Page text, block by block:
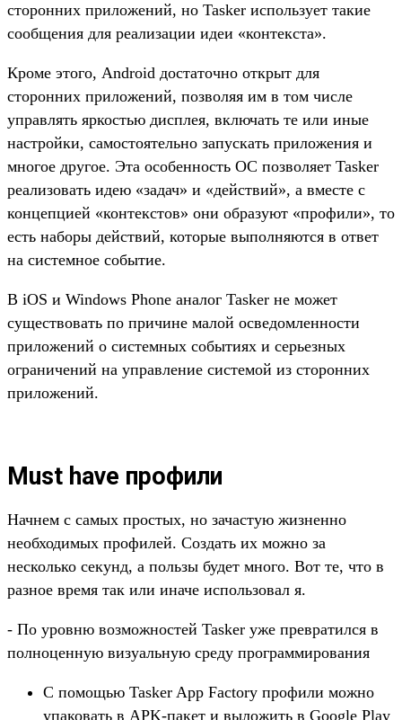
сторонних приложений, но Tasker использует такие
сообщения для реализации идеи «контекста».
Кроме этого, Android достаточно открыт для
сторонних приложений, позволяя им в том числе
управлять яркостью дисплея, включать те или иные
настройки, самостоятельно запускать приложения и
многое другое. Эта особенность ОС позволяет Tasker
реализовать идею «задач» и «действий», а вместе с
концепцией «контекстов» они образуют «профили», то
есть наборы действий, которые выполняются в ответ
на системное событие.
В iOS и Windows Phone аналог Tasker не может
существовать по причине малой осведомленности
приложений о системных событиях и серьезных
ограничений на управление системой из сторонних
приложений.
Must have профили
Начнем с самых простых, но зачастую жизненно
необходимых профилей. Создать их можно за
несколько секунд, а пользы будет много. Вот те, что в
разное время так или иначе использовал я.
- По уровню возможностей Tasker уже превратился в
полноценную визуальную среду программирования
С помощью Tasker App Factory профили можно
упаковать в APK-пакет и выложить в Google Play